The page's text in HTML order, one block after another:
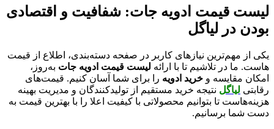
لیست قیمت ادویه جات: شفافیت و اقتصادی
بودن در لیاگل
یکی از مهم‌ترین نیازهای کاربر در صفحه دسته‌بندی، اطلاع از قیمت‌
هاست. ما در تلاشیم تا با ارائه لیست قیمت ادویه جات به‌روز،
امکان مقایسه و خرید ادویه را برای شما آسان کنیم. قیمت‌های
رقابتی لیاگل نتیجه خرید مستقیم از تولیدکنندگان و مدیریت بهینه
هزینه‌هاست تا بتوانیم محصولاتی با کیفیت اعلا را با بهترین قیمت به
دست شما برسانیم.